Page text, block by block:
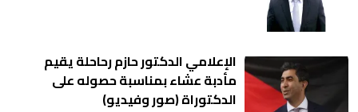
الإعلامي الدكتور حازم رحاحلة يقيم
مأدبة عشاء بمناسبة حصوله على
الدكتوراة (صور وفيديو)